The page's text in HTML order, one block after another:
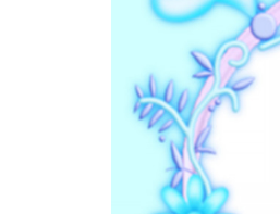
阿佐
｜癒
しと
占い
の店
Hery
阿佐